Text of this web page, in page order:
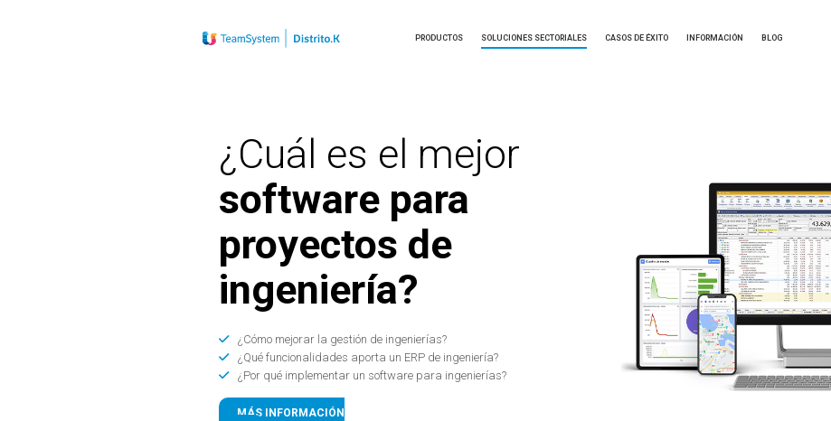
PRODUCTOS SOLUCIONES SECTORIALES CASOS DE ÉXITO INFORMACIÓN BLOG
¿Cuál es el mejor
software para
proyectos de
ingeniería?
¿Cómo mejorar la gestión de ingenierías?
¿Qué funcionalidades aporta un ERP de ingeniería?
¿Por qué implementar un software para ingenierías?
MÁS INFORMACIÓN